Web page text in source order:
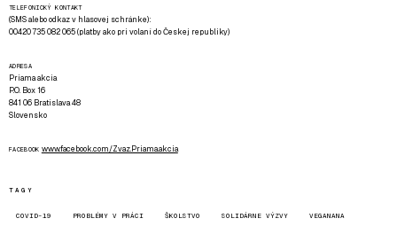
TELEFONICKÝ KONTAKT
(SMS alebo odkaz v hlasovej schránke):
00420 735 082 065 (platby ako pri volaní do Českej republiky)
ADRESA
Priama akcia
P.O. Box 16
841 06 Bratislava 48
Slovensko
FACEBOOK www.facebook.com/Zvaz.Priama.akcia
TAGY
COVID-19 PROBLÉMY V PRÁCI ŠKOLSTVO SOLIDÁRNE VÝZVY VEGANANA